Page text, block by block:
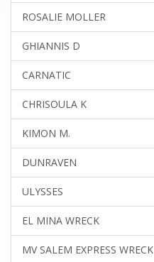
ROSALIE MOLLER
GHIANNIS D
CARNATIC
CHRISOULA K
KIMON M.
DUNRAVEN
ULYSSES
EL MINA WRECK
MV SALEM EXPRESS WRECK